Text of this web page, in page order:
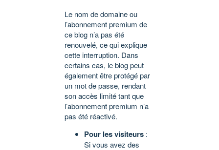
Le nom de domaine ou
l’abonnement premium de
ce blog n’a pas été
renouvelé, ce qui explique
cette interruption. Dans
certains cas, le blog peut
également être protégé par
un mot de passe, rendant
son accès limité tant que
l’abonnement premium n’a
pas été réactivé.
Pour les visiteurs :
Si vous avez des